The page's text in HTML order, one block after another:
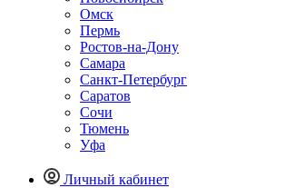
Омск
Пермь
Ростов-на-Дону
Самара
Санкт-Петербург
Саратов
Сочи
Тюмень
Уфа
Личный кабинет